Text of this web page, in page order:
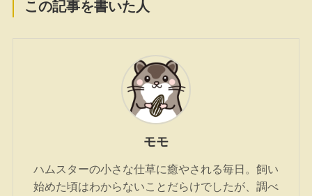
この記事を書いた人
モモ
ハムスターの小さな仕草に癒やされる毎日。飼い
始めた頃はわからないことだらけでしたが、調べ